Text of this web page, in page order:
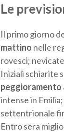
Le
Il primo giorno
mattino nelle
rovesci;
Iniziali schiarite
peggioramento
intense in
settentrionale
Entro sera